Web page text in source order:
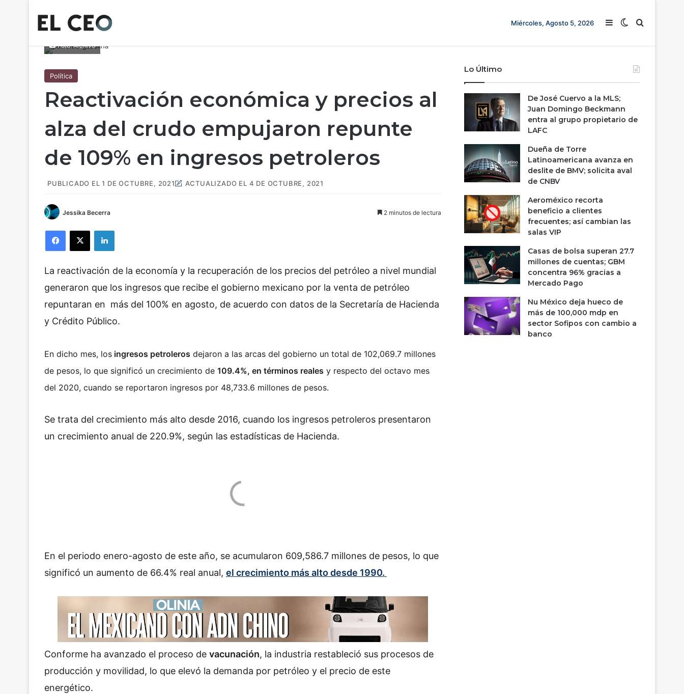
Miércoles, Agosto 5, 2026 Barra lateral
Switch skin
Buscar
Foto: Archivo
Política
Reactivación económica y precios al
alza del crudo empujaron repunte
de 109% en ingresos petroleros
PUBLICADO EL 1 DE OCTUBRE, 2021 ACTUALIZADO EL 4 DE OCTUBRE, 2021
Jessika Becerra 2 minutos de lectura
La reactivación de la economía y la recuperación de los precios del petróleo a nivel mundial
generaron que los ingresos que recibe el gobierno mexicano por la venta de petróleo
repuntaran en más del 100% en agosto, de acuerdo con datos de la Secretaría de Hacienda
y Crédito Público.
En dicho mes, los ingresos petroleros dejaron a las arcas del gobierno un total de 102,069.7 millones
de pesos, lo que significó un crecimiento de 109.4%, en términos reales y respecto del octavo mes
del 2020, cuando se reportaron ingresos por 48,733.6 millones de pesos.
Se trata del crecimiento más alto desde 2016, cuando los ingresos petroleros presentaron
un crecimiento anual de 220.9%, según las estadísticas de Hacienda.
En el periodo enero-agosto de este año, se acumularon 609,586.7 millones de pesos, lo que
significó un aumento de 66.4% real anual, el crecimiento más alto desde 1990.
Conforme ha avanzado el proceso de vacunación, la industria restableció sus procesos de
producción y movilidad, lo que elevó la demanda por petróleo y el precio de este
energético.
Lo Último
De José Cuervo a la MLS;
Juan Domingo Beckmann
entra al grupo propietario de
LAFC
Dueña de Torre
Latinoamericana avanza en
deslite de BMV; solicita aval
de CNBV
Aeroméxico recorta
beneficio a clientes
frecuentes; así cambian las
salas VIP
Casas de bolsa superan 27.7
millones de cuentas; GBM
concentra 96% gracias a
Mercado Pago
Nu México deja hueco de
más de 100,000 mdp en
sector Sofipos con cambio a
banco